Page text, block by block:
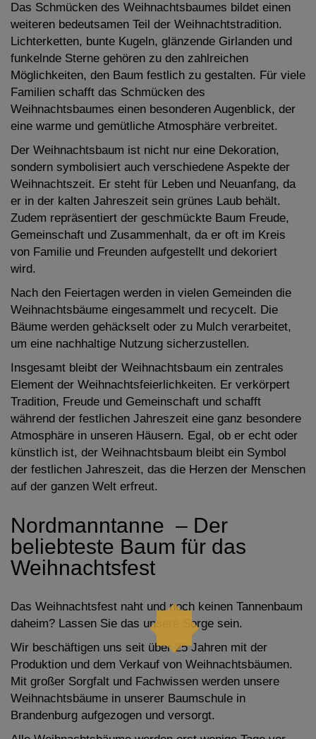
Das Schmücken des Weihnachtsbaumes bildet einen
weiteren bedeutsamen Teil der Weihnachtstradition.
Lichterketten, bunte Kugeln, glänzende Girlanden und
funkelnde Sterne gehören zu den zahlreichen
Möglichkeiten, den Baum festlich zu gestalten. Für viele
Familien schafft das Schmücken des
Weihnachtsbaumes einen besonderen Augenblick, der
eine warme und gemütliche Atmosphäre verbreitet.
Der Weihnachtsbaum ist nicht nur eine Dekoration,
sondern symbolisiert auch verschiedene Aspekte der
Weihnachtszeit. Er steht für Leben und Neuanfang, da
er in der kalten Jahreszeit sein grünes Laub behält.
Zudem repräsentiert der geschmückte Baum Freude,
Gemeinschaft und Zusammenhalt, da er oft im Kreis
von Familie und Freunden aufgestellt und dekoriert
wird.
Nach den Feiertagen werden in vielen Gemeinden die
Weihnachtsbäume eingesammelt und recycelt. Die
Bäume werden gehäckselt oder zu Mulch verarbeitet,
um eine nachhaltige Nutzung sicherzustellen.
Insgesamt bleibt der Weihnachtsbaum ein zentrales
Element der Weihnachtsfeierlichkeiten. Er verkörpert
Tradition, Freude und Gemeinschaft und schafft
während der festlichen Jahreszeit eine ganz besondere
Atmosphäre in unseren Häusern. Egal, ob er echt oder
künstlich ist, der Weihnachtsbaum bleibt ein Symbol
der festlichen Jahreszeit, das die Herzen der Menschen
auf der ganzen Welt erfreut.
Nordmanntanne – Der
beliebteste Baum für das
Weihnachtsfest
Das Weihnachtsfest naht und noch keinen Tannenbaum
daheim? Lassen Sie das unsere Sorge sein.
Wir beschäftigen uns seit über 25 Jahren mit der
Produktion und dem Verkauf von Weihnachtsbäumen.
Mit großer Sorgfalt und Fachwissen werden unsere
Weihnachtsbäume in unserer Baumschule in
Brandenburg aufgezogen und versorgt.